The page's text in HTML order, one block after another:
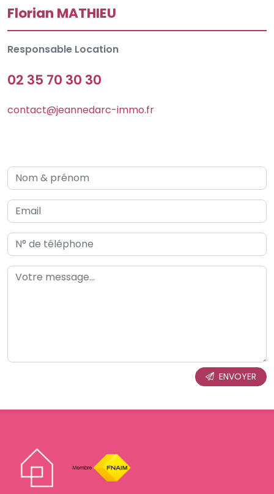
Florian MATHIEU
Responsable Location
02 35 70 30 30
contact@jeannedarc-immo.fr
ENVOYER